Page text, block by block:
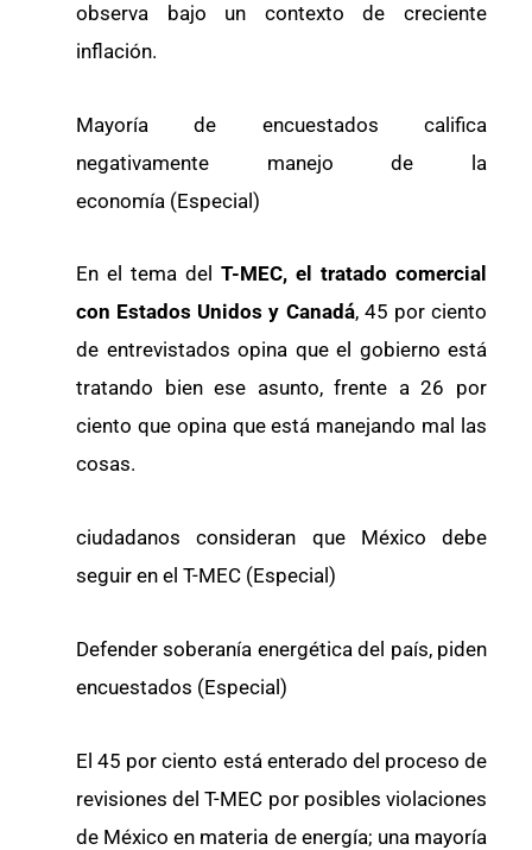
observa bajo un contexto de creciente
inflación.
Mayoría de encuestados califica
negativamente manejo de la
economía (Especial)
En el tema del T-MEC, el tratado comercial
con Estados Unidos y Canadá, 45 por ciento
de entrevistados opina que el gobierno está
tratando bien ese asunto, frente a 26 por
ciento que opina que está manejando mal las
cosas.
ciudadanos consideran que México debe
seguir en el T-MEC (Especial)
Defender soberanía energética del país, piden
encuestados (Especial)
El 45 por ciento está enterado del proceso de
revisiones del T-MEC por posibles violaciones
de México en materia de energía; una mayoría